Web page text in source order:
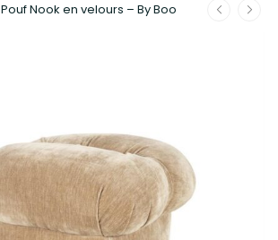
Pouf Nook en velours – By Boo